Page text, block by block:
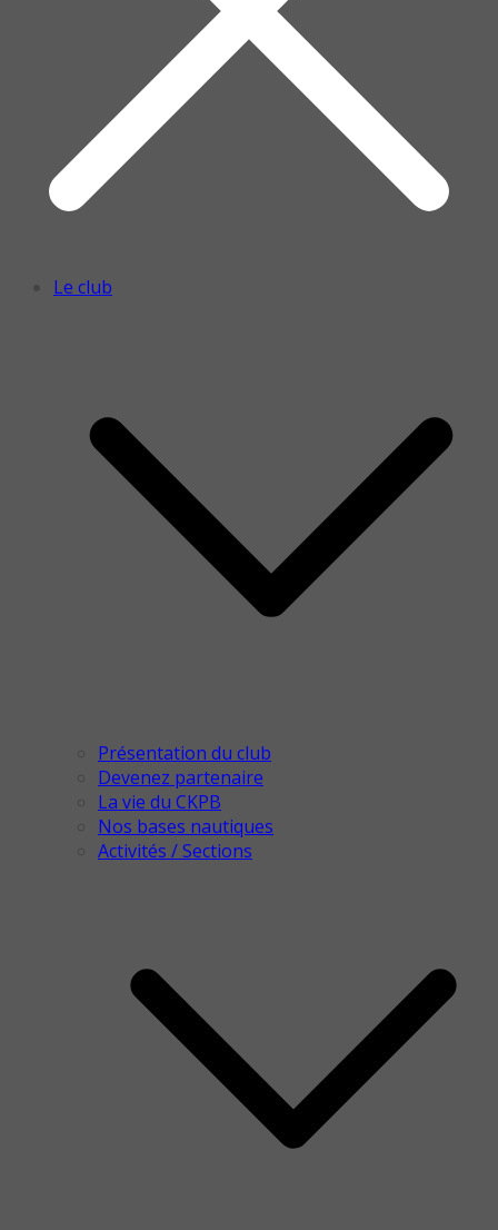
Le club
Présentation du club
Devenez partenaire
La vie du CKPB
Nos bases nautiques
Activités / Sections